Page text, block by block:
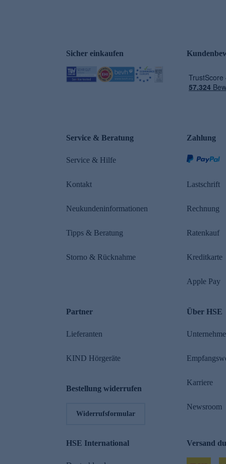
Sicher einkaufen
Service & Beratung
Service & Hilfe
Kontakt
Neukundeninformationen
Tipps & Beratung
Storno & Rücknahme
Zahlung
Lastschrift
Rechnung
Ratenkauf
Kreditkarte
Apple Pay
Partner
Lieferanten
KIND Hörgeräte
Bestellung widerrufen
Widerrufsformular
Über HSE
Karriere
Newsroom
HSE International Versand